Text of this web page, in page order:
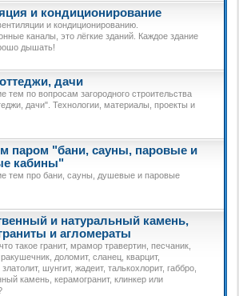
и кондиционирование
и кондиционированию.
каналы, это лёгкие зданий. Каждое здание
дышать!
дачи
тем по вопросам загородного строительства
дачи". Технологии, материалы, проекты и
паром "бани, сауны, паровые и
кабины"
тем про бани, сауны, душевые и паровые
и натуральный камень,
и агломераты
такое гранит, мрамор травертин, песчаник,
доломит, сланец, кварцит,
шунгит, жадеит, талькохлорит, габбро,
камень, керамогранит, клинкер или